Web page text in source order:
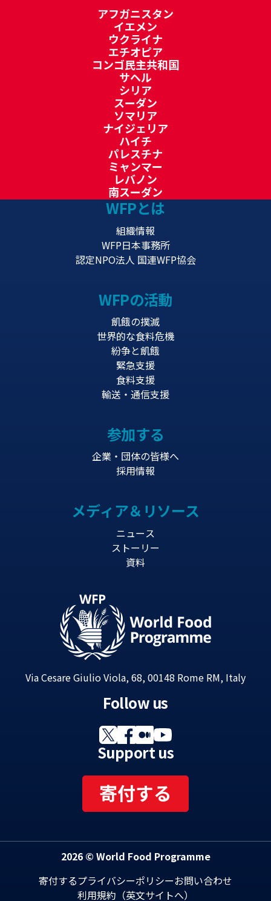
アフガニスタン
イエメン
ウクライナ
エチオピア
コンゴ民主共和国
サヘル
シリア
スーダン
ソマリア
ナイジェリア
ハイチ
パレスチナ
ミャンマー
レバノン
南スーダン
WFPとは
組織情報
WFP日本事務所
認定NPO法人 国連WFP協会
WFPの活動
飢餓の撲滅
世界的な食料危機
紛争と飢餓
緊急支援
食料支援
輸送・通信支援
参加する
企業・団体の皆様へ
採用情報
メディア＆リソース
ニュース
ストーリー
資料
Via Cesare Giulio Viola, 68, 00148 Rome RM, Italy
Follow us
Support us
寄付する
2026 © World Food Programme
寄付するプライバシーポリシーお問い合わせ
利用規約（英文サイトへ）